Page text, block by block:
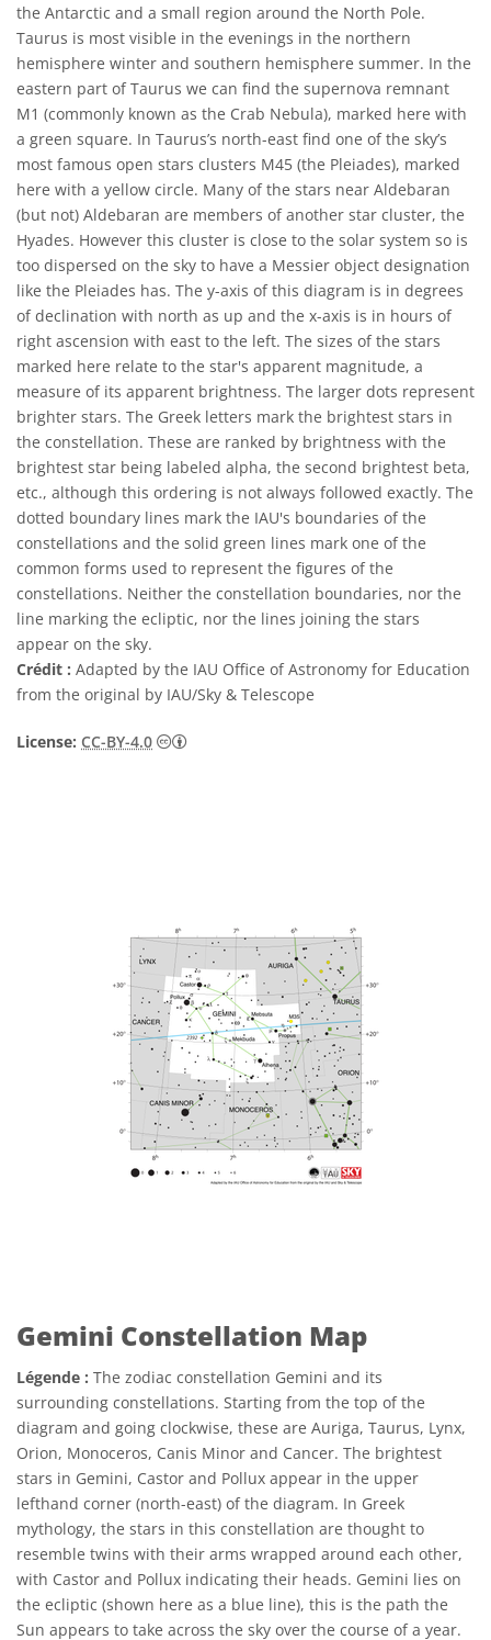
the Antarctic and a small region around the North Pole.
Taurus is most visible in the evenings in the northern
hemisphere winter and southern hemisphere summer. In the
eastern part of Taurus we can find the supernova remnant
M1 (commonly known as the Crab Nebula), marked here with
a green square. In Taurus’s north-east find one of the sky’s
most famous open stars clusters M45 (the Pleiades), marked
here with a yellow circle. Many of the stars near Aldebaran
(but not) Aldebaran are members of another star cluster, the
Hyades. However this cluster is close to the solar system so is
too dispersed on the sky to have a Messier object designation
like the Pleiades has. The y-axis of this diagram is in degrees
of declination with north as up and the x-axis is in hours of
right ascension with east to the left. The sizes of the stars
marked here relate to the star's apparent magnitude, a
measure of its apparent brightness. The larger dots represent
brighter stars. The Greek letters mark the brightest stars in
the constellation. These are ranked by brightness with the
brightest star being labeled alpha, the second brightest beta,
etc., although this ordering is not always followed exactly. The
dotted boundary lines mark the IAU's boundaries of the
constellations and the solid green lines mark one of the
common forms used to represent the figures of the
constellations. Neither the constellation boundaries, nor the
line marking the ecliptic, nor the lines joining the stars
appear on the sky.
Crédit : Adapted by the IAU Office of Astronomy for Education
from the original by IAU/Sky & Telescope
License: CC-BY-4.0 Creative Commons (CC) Attribution 4.0
Gemini Constellation Map
Légende : The zodiac constellation Gemini and its
surrounding constellations. Starting from the top of the
diagram and going clockwise, these are Auriga, Taurus, Lynx,
Orion, Monoceros, Canis Minor and Cancer. The brightest
stars in Gemini, Castor and Pollux appear in the upper
lefthand corner (north-east) of the diagram. In Greek
mythology, the stars in this constellation are thought to
resemble twins with their arms wrapped around each other,
with Castor and Pollux indicating their heads. Gemini lies on
the ecliptic (shown here as a blue line), this is the path the
Sun appears to take across the sky over the course of a year.